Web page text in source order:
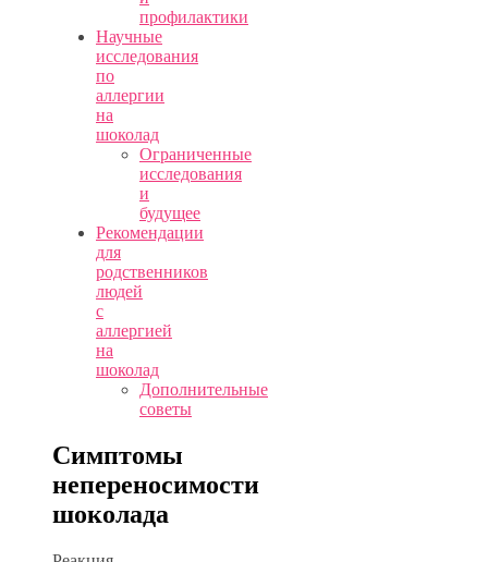
профилактики
Научные
исследования
по
аллергии
на
шоколад
Ограниченные
исследования
и
будущее
Рекомендации
для
родственников
людей
с
аллергией
на
шоколад
Дополнительные
советы
Симптомы
непереносимости
шоколада